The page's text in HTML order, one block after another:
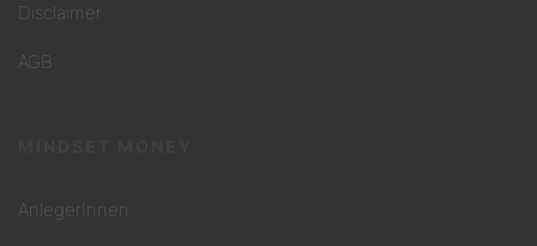
Disclaimer
AGB
AnlegerInnen